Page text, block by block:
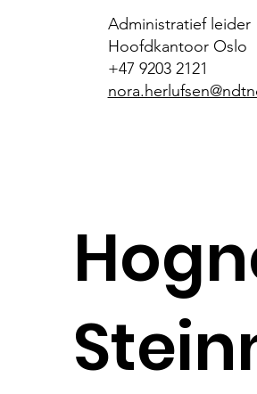
Administratief leider
Hoofdkantoor Oslo
+47 9203 2121